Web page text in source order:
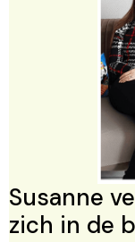
Susanne
zich in de